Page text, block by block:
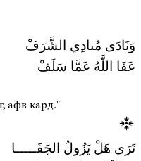
وَنَادَى مُنادِي الشَّرَفْ
عَفَا اللَّهُ عَمَّا سَلَفْ
афв кард."
تَرَى هَلْ يَزُولُ الجَفَـــــا